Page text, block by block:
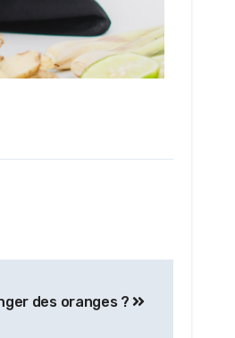
des oranges ?